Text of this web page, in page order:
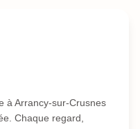
à Arrancy-sur-Crusnes
Chaque regard,